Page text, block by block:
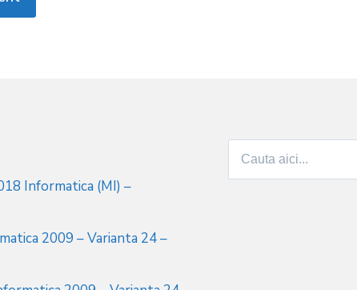
Informatica (MI) –
2009 – Varianta 24 –
Search
for: